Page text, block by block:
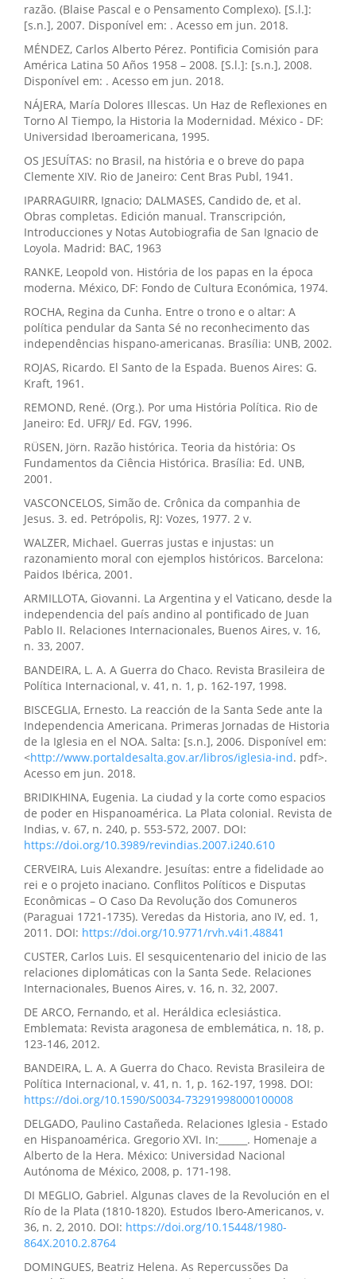
razão. (Blaise Pascal e o Pensamento Complexo). [S.l.]:
[s.n.], 2007. Disponível em: . Acesso em jun. 2018.
MÉNDEZ, Carlos Alberto Pérez. Pontificia Comisión para
América Latina 50 Años 1958 – 2008. [S.l.]: [s.n.], 2008.
Disponível em: . Acesso em jun. 2018.
NÁJERA, María Dolores Illescas. Un Haz de Reflexiones en
Torno Al Tiempo, la Historia la Modernidad. México - DF:
Universidad Iberoamericana, 1995.
OS JESUÍTAS: no Brasil, na história e o breve do papa
Clemente XIV. Rio de Janeiro: Cent Bras Publ, 1941.
IPARRAGUIRR, Ignacio; DALMASES, Candido de, et al.
Obras completas. Edición manual. Transcripción,
Introducciones y Notas Autobiografia de San Ignacio de
Loyola. Madrid: BAC, 1963
RANKE, Leopold von. História de los papas en la época
moderna. México, DF: Fondo de Cultura Económica, 1974.
ROCHA, Regina da Cunha. Entre o trono e o altar: A
política pendular da Santa Sé no reconhecimento das
independências hispano-americanas. Brasília: UNB, 2002.
ROJAS, Ricardo. El Santo de la Espada. Buenos Aires: G.
Kraft, 1961.
REMOND, René. (Org.). Por uma História Política. Rio de
Janeiro: Ed. UFRJ/ Ed. FGV, 1996.
RÜSEN, Jörn. Razão histórica. Teoria da história: Os
Fundamentos da Ciência Histórica. Brasília: Ed. UNB,
2001.
VASCONCELOS, Simão de. Crônica da companhia de
Jesus. 3. ed. Petrópolis, RJ: Vozes, 1977. 2 v.
WALZER, Michael. Guerras justas e injustas: un
razonamiento moral con ejemplos históricos. Barcelona:
Paidos Ibérica, 2001.
ARMILLOTA, Giovanni. La Argentina y el Vaticano, desde la
independencia del país andino al pontificado de Juan
Pablo II. Relaciones Internacionales, Buenos Aires, v. 16,
n. 33, 2007.
BANDEIRA, L. A. A Guerra do Chaco. Revista Brasileira de
Política Internacional, v. 41, n. 1, p. 162-197, 1998.
BISCEGLIA, Ernesto. La reacción de la Santa Sede ante la
Independencia Americana. Primeras Jornadas de Historia
de la Iglesia en el NOA. Salta: [s.n.], 2006. Disponível em:
<http://www.portaldesalta.gov.ar/libros/iglesia-ind. pdf>.
Acesso em jun. 2018.
BRIDIKHINA, Eugenia. La ciudad y la corte como espacios
de poder en Hispanoamérica. La Plata colonial. Revista de
Indias, v. 67, n. 240, p. 553-572, 2007. DOI:
https://doi.org/10.3989/revindias.2007.i240.610
CERVEIRA, Luis Alexandre. Jesuítas: entre a fidelidade ao
rei e o projeto inaciano. Conflitos Políticos e Disputas
Econômicas – O Caso Da Revolução dos Comuneros
(Paraguai 1721-1735). Veredas da Historia, ano IV, ed. 1,
2011. DOI: https://doi.org/10.9771/rvh.v4i1.48841
CUSTER, Carlos Luis. El sesquicentenario del inicio de las
relaciones diplomáticas con la Santa Sede. Relaciones
Internacionales, Buenos Aires, v. 16, n. 32, 2007.
DE ARCO, Fernando, et al. Heráldica eclesiástica.
Emblemata: Revista aragonesa de emblemática, n. 18, p.
123-146, 2012.
BANDEIRA, L. A. A Guerra do Chaco. Revista Brasileira de
Política Internacional, v. 41, n. 1, p. 162-197, 1998. DOI:
https://doi.org/10.1590/S0034-73291998000100008
DELGADO, Paulino Castañeda. Relaciones Iglesia - Estado
en Hispanoamérica. Gregorio XVI. In:______. Homenaje a
Alberto de la Hera. México: Universidad Nacional
Autónoma de México, 2008, p. 171-198.
DI MEGLIO, Gabriel. Algunas claves de la Revolución en el
Río de la Plata (1810-1820). Estudos Ibero-Americanos, v.
36, n. 2, 2010. DOI: https://doi.org/10.15448/1980-
864X.2010.2.8764
DOMINGUES, Beatriz Helena. As Repercussões Da